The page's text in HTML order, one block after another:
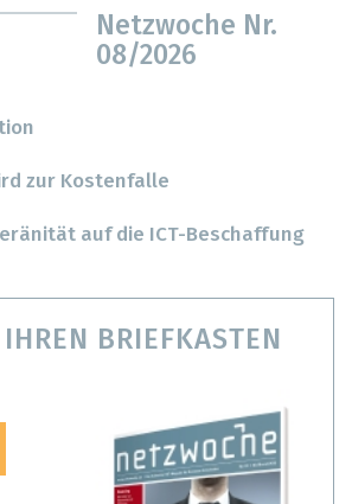
Netzwoche Nr.
08/2026
zur Kostenfalle
auf die ICT-Beschaffung
BRIEFKASTEN